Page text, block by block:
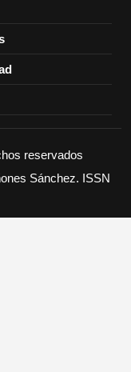
reservados
Sánchez. ISSN